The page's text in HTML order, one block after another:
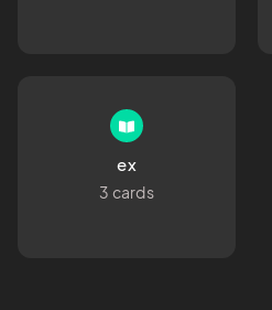
ex
3 cards